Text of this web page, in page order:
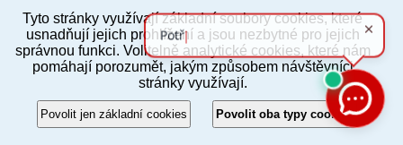
PC verze ENG
Povinné a praktické informace
© 2012–2019 MČ Praha 8
Tyto stránky využívají základní soubory cookies, které
usnadňují jejich prohlížení a jsou nezbytné pro jejich
správnou funkci. Volitelně analytické cookies, které nám
pomáhají porozumět, jakým způsobem návštěvníci
stránky využívají.
Povolit jen základní cookies Povolit oba typy cookies